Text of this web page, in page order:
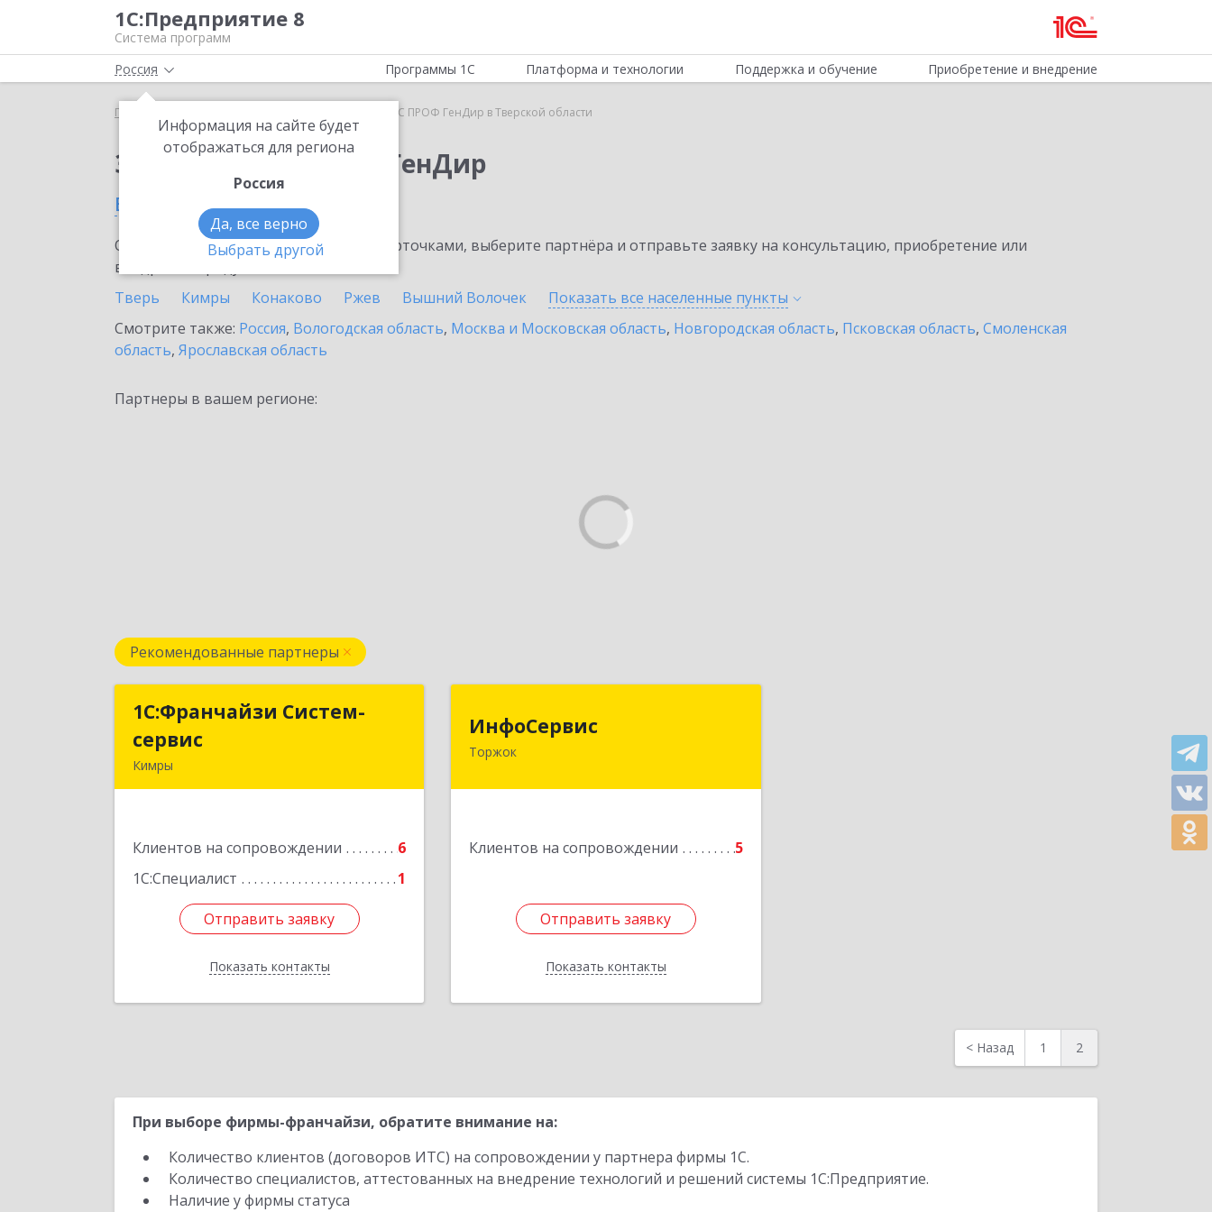
1С:Предприятие 8
Система программ
Россия
Информация на сайте будет
отображаться для региона
Россия
Да, все верно
Выбрать другой
Программы 1С Платформа и технологии Поддержка и обучение Приобретение и внедрение
Главная ИТС ПРОФ ГенДир в Тверской области
Заказать ИТС ПРОФ ГенДир
в Тверской области
Ознакомьтесь с информационными карточками, выберите партнёра и отправьте заявку на консультацию, приобретение или
внедрение продукта.
Тверь
Кимры Конаково Ржев Вышний Волочек Показать все населенные пункты
Смотрите также: Россия, Вологодская область, Москва и Московская область, Новгородская область, Псковская область, Смоленская
область, Ярославская область
Партнеры в вашем регионе:
Рекомендованные партнеры
1С:Франчайзи Систем-
сервис
Кимры
Клиентов на сопровождении
6
1С:Специалист
1
Отправить заявку
Показать контакты
1С:Франчайзи Систем-
Подробнее
Отправить заявку
Назад
ИнфоСервис
Торжок
Клиентов на сопровождении 5
Отправить заявку
Показать контакты
172002, Тверская обл, Торжок г,
Отправить заявку
Назад
< Назад 1 2
При выборе фирмы-франчайзи, обратите внимание на:
Количество клиентов (договоров ИТС) на сопровождении у партнера фирмы 1С.
Количество специалистов, аттестованных на внедрение технологий и решений системы 1С:Предприятие.
Наличие у фирмы статуса